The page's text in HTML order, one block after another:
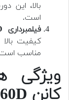
بالا، این
است.
فیلمبرداری Full HD
مناسب
ویژگی
کانن EOS 60D